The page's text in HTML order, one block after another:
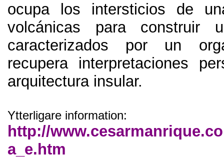
ocupa los intersticios de
volcánicas para construir
caracterizados por un
recupera interpretaciones
arquitectura insular.
Ytterligare information:
http://
a_e.htm